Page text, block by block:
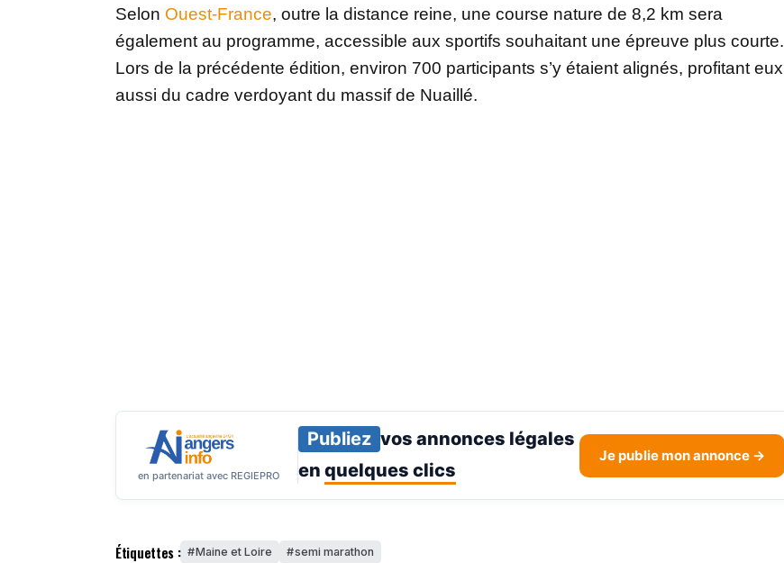
Selon Ouest-France, outre la distance reine, une course nature de 8,2 km sera
également au programme, accessible aux sportifs souhaitant une épreuve plus courte.
Lors de la précédente édition, environ 700 participants s’y étaient alignés, profitant eux
aussi du cadre verdoyant du massif de Nuaillé.
en partenariat avec REGIEPRO
Publiez vos annonces légales
en quelques clics
Je publie mon annonce →
Étiquettes : Maine et Loire semi marathon